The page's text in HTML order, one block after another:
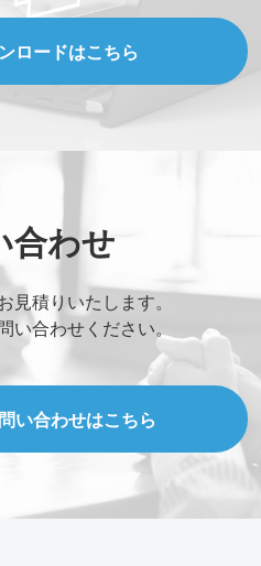
ロードはこちら
合わせ
見積りいたします。
い合わせください。
い合わせはこちら